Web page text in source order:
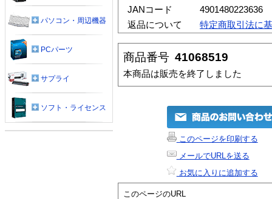
JANコード
4901480223636
返品について
特定商取引法に
商品番号 41068519
本商品は販売を終了しました
このページを印刷する
メールでURLを送る
お気に入りに追加する
このページのURL
パソコン・周辺機器
PCパーツ
サプライ
ソフト・ライセンス